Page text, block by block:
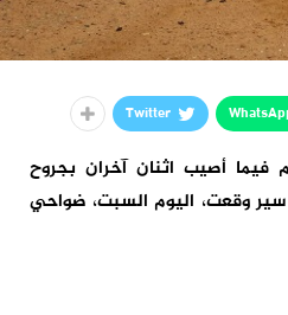
Twitter
أصيب اثنان آخران بجروح
وقعت، اليوم السبت، ضواحي